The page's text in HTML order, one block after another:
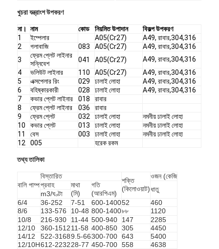
বাড়ি
পণ্য
ভিডিও
VR প্রদর্শন
কারখানা ভ্রমণ
মান নিয়ন্ত্রণ
আমাদের সাথে যোগাযোগ করুন
খবর
খুচরা যন্ত্রাংশ উপকরণ
না। নাম কোড নিয়মিত উপাদান
বিকল্প উপকরণ
1
ইম্পেলার A05(Cr27)
A49, রাবার,304,316
2
গলাবাজি 083 A05(Cr27)
A49, রাবার,304,316
3
ফ্রেম প্লেট লাইনার
সন্নিবেশ
041 A05(Cr27)
A49, রাবার,304,316
4
ভলিউট লাইনার 110 A05(Cr27)
A49, রাবার,304,316
5
এক্সপেলার রিং 029 ঢালাই লোহা
A49, রাবার,304,316
6
বহিষ্কারকারী 028 ঢালাই লোহা
A49, রাবার,304,316
7
কভার প্লেট লাইনার 018
রাবার
8
ফ্রেম প্লেট লাইনার 036
রাবার
9
ফ্রেম প্লেট 032 ঢালাই লোহা
নমনীয় ঢালাই লোহা
10
কভার প্লেট 013 ঢালাই লোহা
নমনীয় ঢালাই লোহা
11
বেস 003 ঢালাই লোহা
নমনীয় ঢালাই লোহা
12
005 হরেক রকম
তথ্য তালিকা
বালি পাম্প
বিস্তারিত
শক্তি
(কিলোওয়াট)
ওজন (কেজি
প্রবাহ
মাথা
(মি)
গতি
(আরপিএম)
ধাতু
m3/ঘণ্টা
6/4
36-252 7-51 600-140052
460
8/6
133-576 10-48 800-1400৮৮
1120
10/8
216-930 11-44 500-940 147
2285
12/10
360-151211-58 400-850 305
4450
14/12
522-31689.5-66300-700 643
5400
12/10H612-223228-77 450-700 558 4638